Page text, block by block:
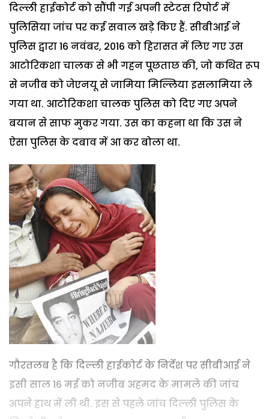
दिल्ली हाईकोर्ट को सौंपी गई अपनी स्टेटस रिपोर्ट में
पुलिसिया जांच पर कई सवाल खड़े किए हैं. सीबीआई ने
पुलिस द्वारा 16 नवंबर, 2016 को हिरासत में लिए गए उस
आटोरिकशा चालक से भी गहन पूछताछ की, जो कथित रूप
से नजीब को जेएनयू से जामिया मिल्लिया इसलामिया ले
गया था. आटोरिकशा चालक पुलिस को दिए गए अपने
बयान से साफ मुकर गया. उस का कहना था कि उस ने
ऐसा पुलिस के दबाव में आ कर बोला था.
गौरतलब है कि दिल्ली हाईकोर्ट के निर्देश पर सीबीआई ने
इसी साल 16 मई को नजीब अहमद के मामले की जांच
अपने हाथ में ली थी. इस से पहले जांच दिल्ली पुलिस के